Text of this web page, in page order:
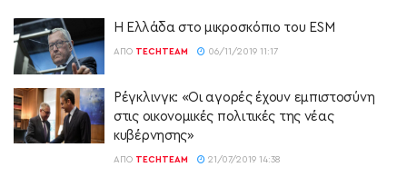
Η Ελλάδα στο μικροσκόπιο του ESM
ΑΠΌ TECHTEAM 06/11/2019 11:17
Ρέγκλινγκ: «Οι αγορές έχουν εμπιστοσύνη
στις οικονομικές πολιτικές της νέας
κυβέρνησης»
ΑΠΌ TECHTEAM 21/07/2019 14:38